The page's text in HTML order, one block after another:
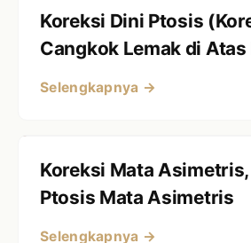
Koreksi Dini Ptosis
Cangkok Lemak di Atas
Selengkapnya →
Koreksi Mata
Ptosis Mata Asimetris
Selengkapnya →